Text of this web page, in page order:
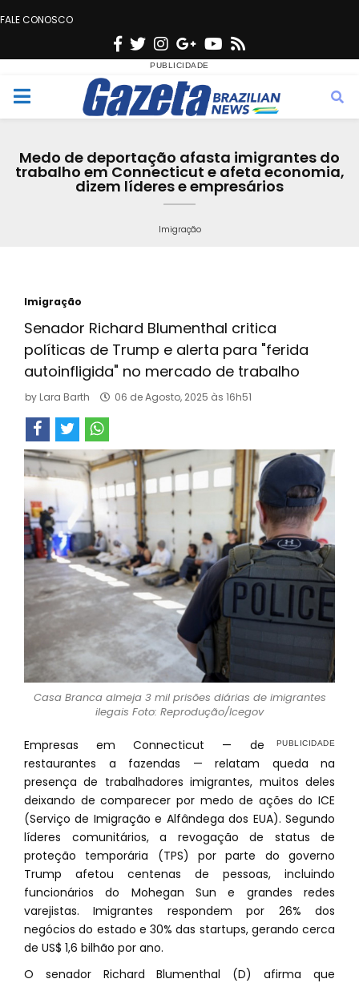
FALE CONOSCO
F
c
e
o
o
T
w
i
t
e
r
n
s
t
g
r
a
m
G
o
o
g
e
Y
u
t
b
e
s
M
n
Medo de deportação afasta imigrantes do
trabalho em Connecticut e afeta economia,
dizem líderes e empresários
Imigração
Imigração
Senador Richard Blumenthal critica
políticas de Trump e alerta para "ferida
autoinfligida" no mercado de trabalho
by Lara Barth 06 de Agosto, 2025 às 16h51
Casa Branca almeja 3 mil prisões diárias de imigrantes
ilegais Foto: Reprodução/Icegov
Empresas em Connecticut — de
restaurantes a fazendas — relatam queda na
presença de trabalhadores imigrantes, muitos deles
deixando de comparecer por medo de ações do ICE
(Serviço de Imigração e Alfândega dos EUA). Segundo
líderes comunitários, a revogação de status de
proteção temporária (TPS) por parte do governo
Trump afetou centenas de pessoas, incluindo
funcionários do Mohegan Sun e grandes redes
varejistas. Imigrantes respondem por 26% dos
negócios do estado e 30% das startups, gerando cerca
de US$ 1,6 bilhão por ano.
O senador Richard Blumenthal (D) afirma que